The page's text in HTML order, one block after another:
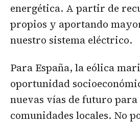
energética. A partir de
propios y aportando
nuestro sistema eléctrico.
Para España, la eólica
oportunidad
nuevas vías de futuro para
comunidades locales. No